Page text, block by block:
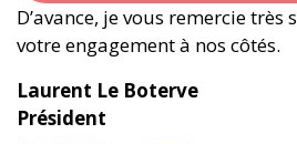
D’avance, je vous remercie
votre engagement à nos côtés.
Laurent Le Boterve
Président